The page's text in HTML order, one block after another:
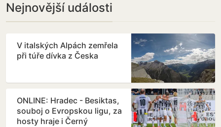
Nejnovější události
V italských Alpách zemřela
při túře dívka z Česka
ONLINE: Hradec - Besiktas,
souboj o Evropskou ligu, za
hosty hraje i Černý